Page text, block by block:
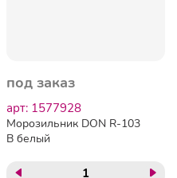
под заказ
арт: 1577928
Морозильник DON R-103
B белый